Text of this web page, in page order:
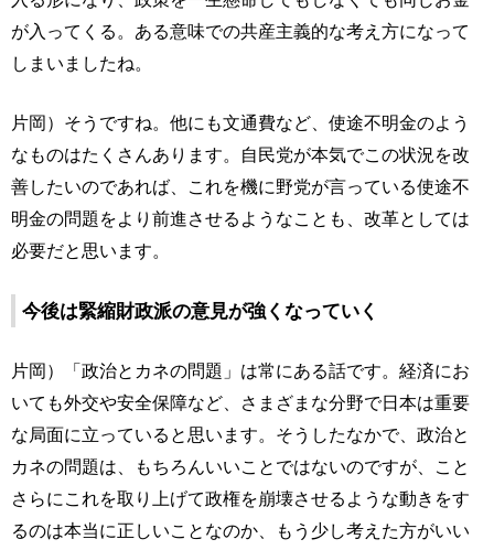
が入ってくる。ある意味での共産主義的な考え方になって
しまいましたね。
片岡）そうですね。他にも文通費など、使途不明金のよう
なものはたくさんあります。自民党が本気でこの状況を改
善したいのであれば、これを機に野党が言っている使途不
明金の問題をより前進させるようなことも、改革としては
必要だと思います。
今後は緊縮財政派の意見が強くなっていく
片岡）「政治とカネの問題」は常にある話です。経済にお
いても外交や安全保障など、さまざまな分野で日本は重要
な局面に立っていると思います。そうしたなかで、政治と
カネの問題は、もちろんいいことではないのですが、こと
さらにこれを取り上げて政権を崩壊させるような動きをす
るのは本当に正しいことなのか、もう少し考えた方がいい